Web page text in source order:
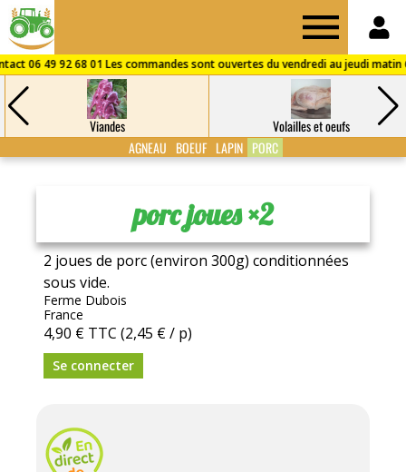
des
Fermes
Puisaye
Viandes
Volailles et oeufs
AGNEAU BOEUF LAPIN PORC
porc joues ×2
2 joues de porc (environ 300g) conditionnées
sous vide.
Ferme Dubois
France
4,90 € TTC (2,45 € / p)
Se connecter